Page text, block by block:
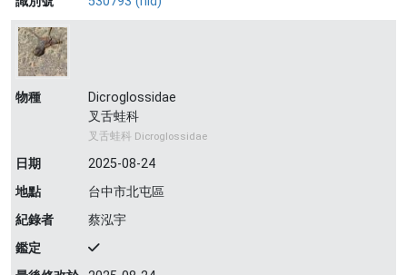
物種
Dicroglossidae
叉舌蛙科
叉舌蛙科 Dicroglossidae
日期
2025-08-24
地點
台中市北屯區
紀錄者
蔡泓宇
鑑定